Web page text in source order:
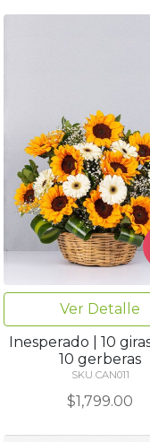
Ver Detalle
Inesperado | 10
10 gerberas
SKU CAN011
$1,799.00